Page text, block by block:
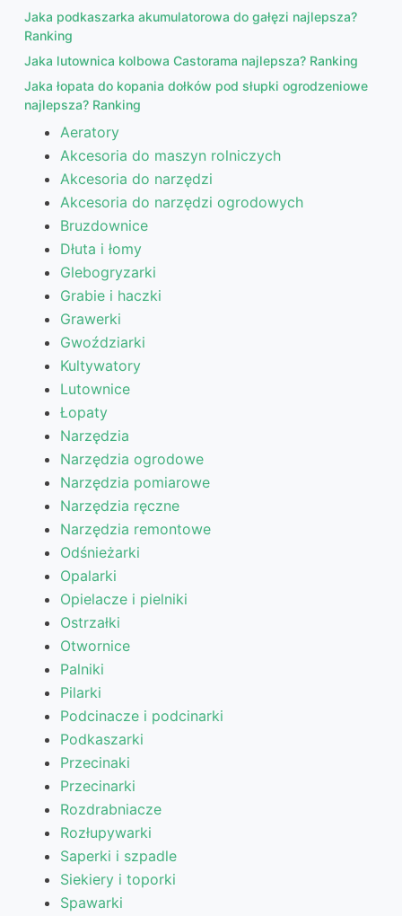
Jaka podkaszarka akumulatorowa do gałęzi najlepsza?
Ranking
Jaka lutownica kolbowa Castorama najlepsza? Ranking
Jaka łopata do kopania dołków pod słupki ogrodzeniowe
najlepsza? Ranking
Aeratory
Akcesoria do maszyn rolniczych
Akcesoria do narzędzi
Akcesoria do narzędzi ogrodowych
Bruzdownice
Dłuta i łomy
Glebogryzarki
Grabie i haczki
Grawerki
Gwoździarki
Kultywatory
Lutownice
Łopaty
Narzędzia
Narzędzia ogrodowe
Narzędzia pomiarowe
Narzędzia ręczne
Narzędzia remontowe
Odśnieżarki
Opalarki
Opielacze i pielniki
Ostrzałki
Otwornice
Palniki
Pilarki
Podcinacze i podcinarki
Podkaszarki
Przecinaki
Przecinarki
Rozdrabniacze
Rozłupywarki
Saperki i szpadle
Siekiery i toporki
Spawarki